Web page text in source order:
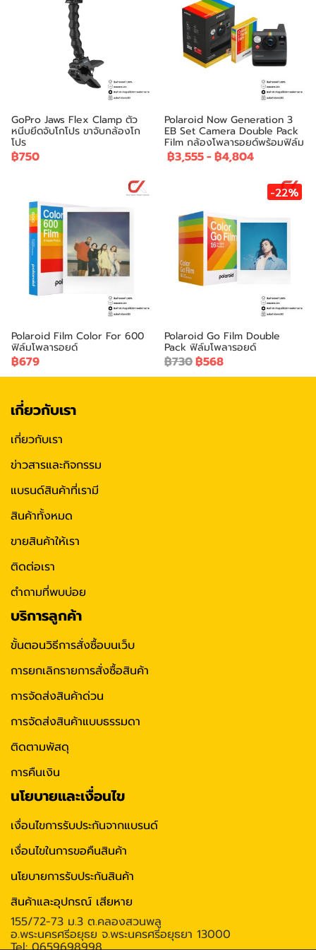
GoPro Jaws Flex Clamp ตัว
หนีบยึดจับโกโปร ขาจับกล้องโก
โปร
฿750
Polaroid Now Generation 3
EB Set Camera Double Pack
Film กล้องโพลารอยด์พร้อมฟิล์ม
฿3,555- ฿4,804
Polaroid Film Color For 600
ฟิล์มโพลารอยด์
฿679
-22%
Polaroid Go Film Double
Pack ฟิล์มโพลารอยด์
฿730฿568
เกี่ยวกับเรา
เกี่ยวกับเรา
ข่าวสารและกิจกรรม
แบรนด์สินค้าที่เรามี
สินค้าทั้งหมด
ขายสินค้าให้เรา
ติดต่อเรา
ตำถามที่พบบ่อย
บริการลูกค้า
ขั้นตอนวิธีการสั่งซื้อบนเว็บ
การยกเลิกรายการสั่งซื้อสินค้า
การจัดส่งสินค้าด่วน
การจัดส่งสินค้าแบบธรรมดา
ติดตามพัสดุ
การคืนเงิน
นโยบายและเงื่อนไข
เงื่อนไขการรับประกันจากแบรนด์
เงื่อนไขในการขอคืนสินค้า
นโยบายการรับประกันสินค้า
สินค้าและอุปกรณ์ เสียหาย
155/72-73 ม.3 ต.คลองสวนพลู
อ.พระนครศรีอยุธย จ.พระนครศรีอยุธยา 13000